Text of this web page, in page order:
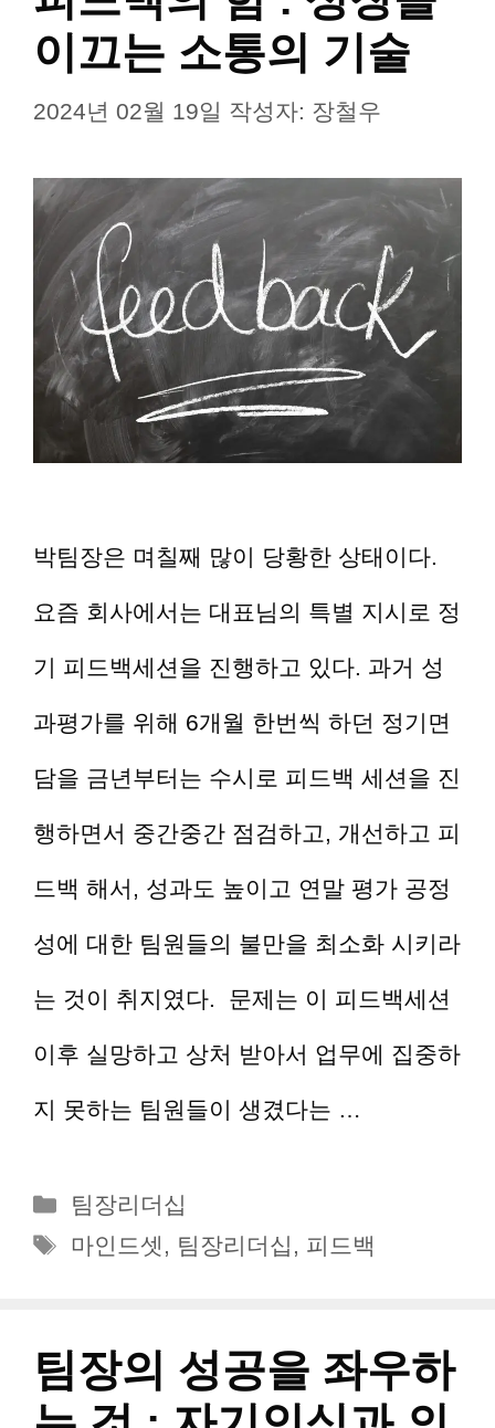
이끄는 소통의 기술
2024년 02월 19일 작성자: 장철우
박팀장은 며칠째 많이 당황한 상태이다.
요즘 회사에서는 대표님의 특별 지시로 정
기 피드백세션을 진행하고 있다. 과거 성
과평가를 위해 6개월 한번씩 하던 정기면
담을 금년부터는 수시로 피드백 세션을 진
행하면서 중간중간 점검하고, 개선하고 피
드백 해서, 성과도 높이고 연말 평가 공정
성에 대한 팀원들의 불만을 최소화 시키라
는 것이 취지였다. 문제는 이 피드백세션
이후 실망하고 상처 받아서 업무에 집중하
지 못하는 팀원들이 생겼다는 …
카
테
팀장리더십
태
마인드셋 , 팀장리더십 , 피드백
팀장의 성공을 좌우하